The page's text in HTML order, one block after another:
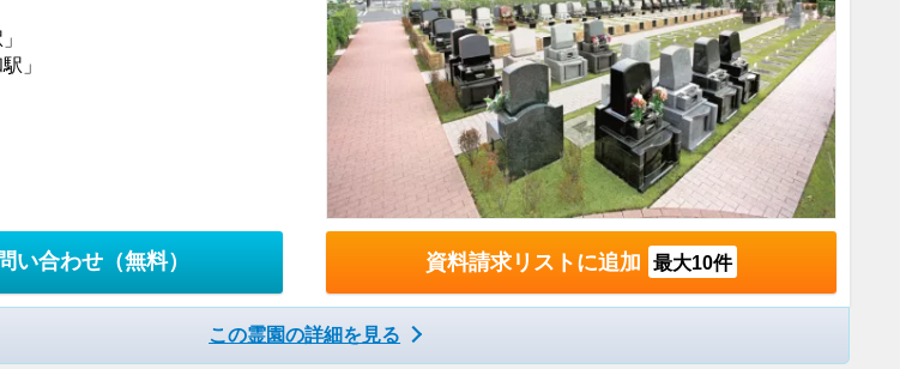
」
い合わせ （無料） 資料請求リストに追加 最大10件
この霊園の詳細を見る